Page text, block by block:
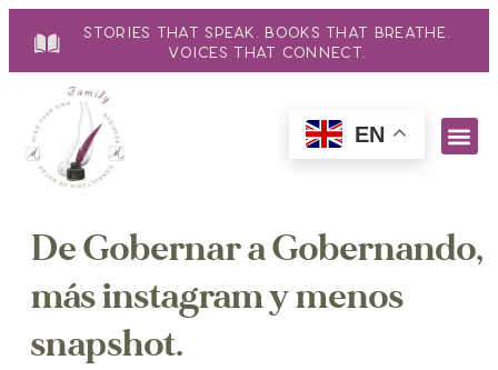
Stories That Speak. Books That Breathe.
Voices That Connect.
EN
De Gobernar a Gobernando,
más instagram y menos
snapshot.